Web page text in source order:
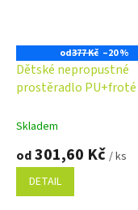
od377 Kč –20 %
Dětské nepropustné
prostěradlo PU+froté
Skladem
od301,60 Kč / ks
DETAIL